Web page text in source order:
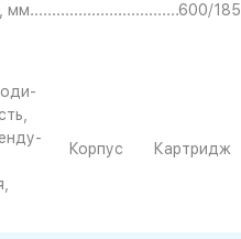
мм..................................600/185
Корпус Картридж